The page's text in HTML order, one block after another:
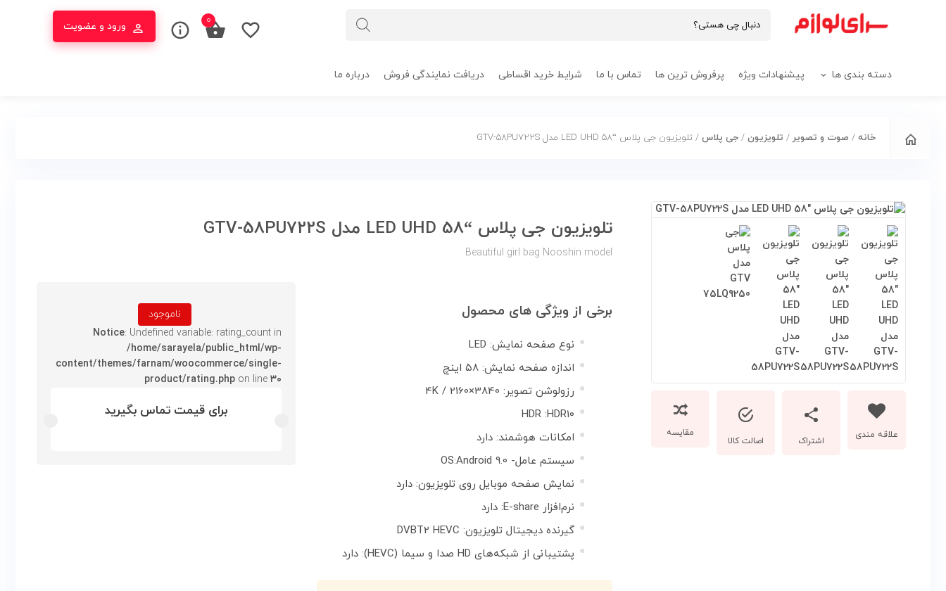
ورود و عضویت ۰
دسته بندی ها پیشنهادات ویژه پرفروش ترین ها تماس با ما شرایط خرید اقساطی دریافت نمایندگی فروش درباره ما
خانه / صوت و تصویر / تلویزیون / جی پلاس / تلویزیون جی پلاس “58 LED UHD مدل GTV-58PU722S
اشتراک اصالت کالا
مقایسه
تلویزیون جی پلاس “58 LED UHD مدل GTV-58PU722S
Beautiful girl bag Nooshin model
برخی از ویژگی های محصول
نوع صفحه نمایش: LED
اندازه صفحه نمایش: ۵۸ اینچ
رزولوشن تصویر: 3840×2160 / 4K
HDR :HDR10
امکانات هوشمند: دارد
سیستم عامل- OS:Android 9.0
نمایش صفحه موبایل روی تلویزیون: دارد
نرم‌افزار E-share: دارد
گیرنده دیجیتال تلویزیون: DVBT2 HEVC
پشتیبانی از شبکه‌های HD صدا و سیما (HEVC): دارد
ناموجود
Notice: Undefined variable: rating_count in
/home/sarayela/public_html/wp-
content/themes/farnam/woocommerce/single-
product/rating.php on line۳۰
برای قیمت تماس بگیرید